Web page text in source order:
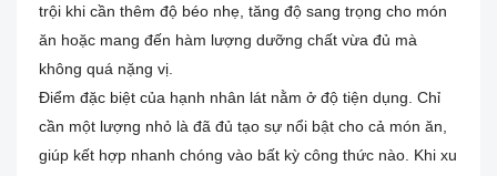
trội khi cần thêm độ béo nhẹ, tăng độ sang trọng cho món
ăn hoặc mang đến hàm lượng dưỡng chất vừa đủ mà
không quá nặng vị.
Điểm đặc biệt của hạnh nhân lát nằm ở độ tiện dụng. Chỉ
cần một lượng nhỏ là đã đủ tạo sự nổi bật cho cả món ăn,
giúp kết hợp nhanh chóng vào bất kỳ công thức nào. Khi xu